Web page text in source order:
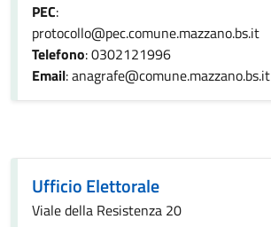
PEC:
protocollo@pec.comune.mazzano.bs.it
Telefono: 0302121996
Email: anagrafe@comune.mazzano.bs.it
Ufficio Elettorale
Viale della Resistenza 20